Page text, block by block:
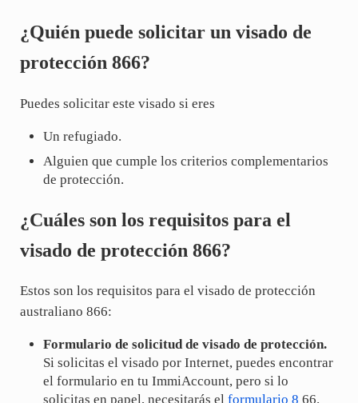
¿Quién puede solicitar un visado de
protección 866?
Puedes solicitar este visado si eres
Un refugiado.
Alguien que cumple los criterios complementarios
de protección.
¿Cuáles son los requisitos para el
visado de protección 866?
Estos son los requisitos para el visado de protección
australiano 866:
Formulario de solicitud de visado de protección.
Si solicitas el visado por Internet, puedes encontrar
el formulario en tu ImmiAccount, pero si lo
solicitas en papel, necesitarás elformulario 8 66.